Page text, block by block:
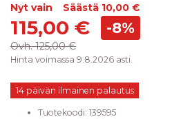
Nyt vain Säästä 10,00 €
115,00 €
Ovh. 125,00 €
-8%
Hinta voimassa 9.8.2026 asti.
14 päivän ilmainen palautus
Tuotekoodi: 139595